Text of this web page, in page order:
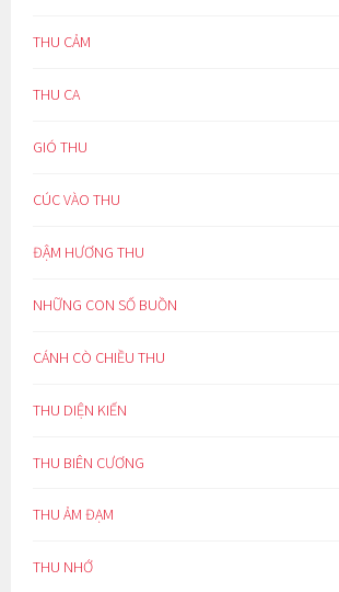
THU CẢM
THU CA
GIÓ THU
CÚC VÀO THU
ĐẬM HƯƠNG THU
NHỮNG CON SỐ BUỒN
CÁNH CÒ CHIỀU THU
THU DIỆN KIẾN
THU BIÊN CƯƠNG
THU ẢM ĐẠM
THU NHỚ